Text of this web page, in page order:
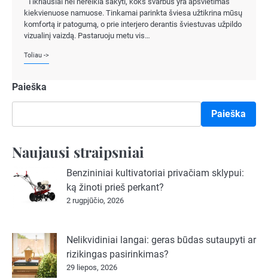
kiekvienuose namuose. Tinkamai parinkta šviesa užtikrina mūsų
komfortą ir patogumą, o prie interjero derantis šviestuvas užpildo
vizualinį vaizdą. Pastaruoju metu vis…
Toliau ->
Paieška
Paieška
Naujausi straipsniai
Benzininiai kultivatoriai privačiam sklypui:
ką žinoti prieš perkant?
2 rugpjūčio, 2026
Nelikvidiniai langai: geras būdas sutaupyti ar
rizikingas pasirinkimas?
29 liepos, 2026